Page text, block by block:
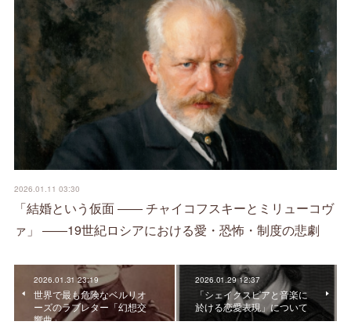
2026.01.11 03:30
「結婚という仮面 ―― チャイコフスキーとミリューコヴ
ァ」 ――19世紀ロシアにおける愛・恐怖・制度の悲劇
2026.01.31 23:19
世界で最も危険なベルリオ
ーズのラブレター「幻想交
響曲」
2026.01.29 12:37
「シェイクスピアと音楽に
於ける恋愛表現」について